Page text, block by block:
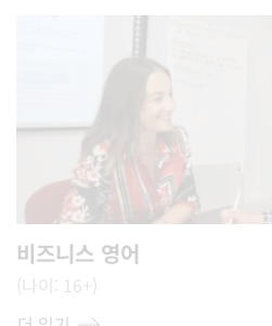
비즈니스 영어
(나이: 16+)